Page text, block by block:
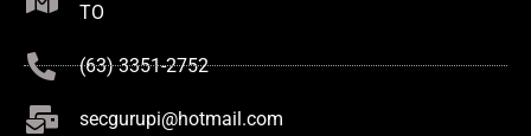
TO
(63) 3351-2752
secgurupi@hotmail.com